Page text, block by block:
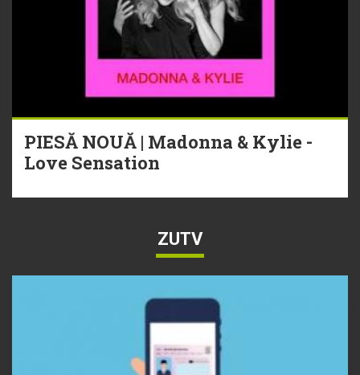
PIESĂ NOUĂ | Madonna & Kylie -
Love Sensation
ZUTV